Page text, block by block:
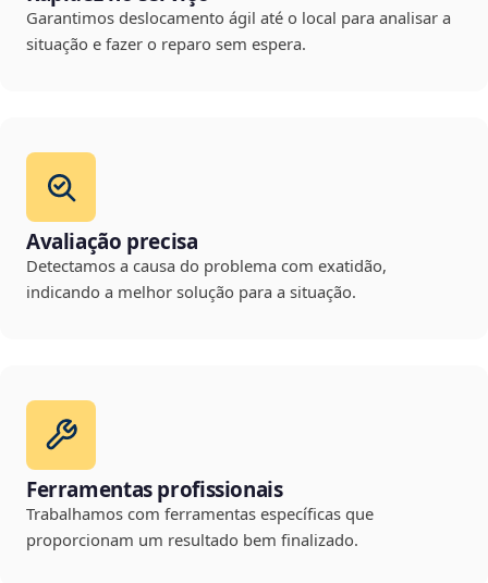
Garantimos deslocamento ágil até o local para analisar a
situação e fazer o reparo sem espera.
Avaliação precisa
Detectamos a causa do problema com exatidão,
indicando a melhor solução para a situação.
Ferramentas profissionais
Trabalhamos com ferramentas específicas que
proporcionam um resultado bem finalizado.